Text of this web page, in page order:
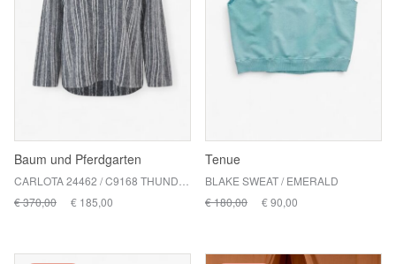
Baum und Pferdgarten
€ 370,00
€ 185,00
Tenue
BLAKE SWEAT / EMERALD
€ 180,00
€ 90,00